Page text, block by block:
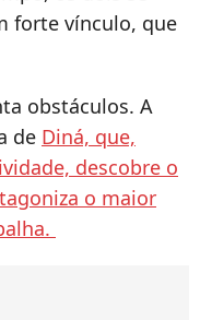
forte vínculo, que
obstáculos. A
de Diná, que,
descobre o
o maior